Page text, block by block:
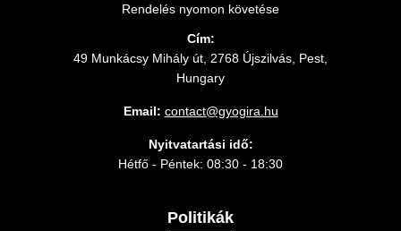
Rendelés nyomon követése
Cím:
49 Munkácsy Mihály út, 2768 Újszilvás, Pest,
Hungary
Email: contact@gyogira.hu
Nyitvatartási idő:
Hétfő - Péntek: 08:30 - 18:30
Politikák